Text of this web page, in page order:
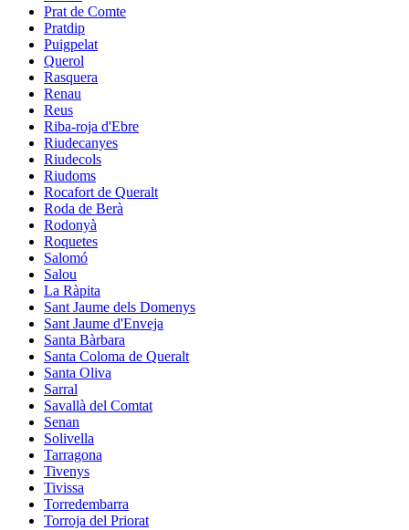
Prat de Comte
Pratdip
Puigpelat
Querol
Rasquera
Renau
Reus
Riba-roja d'Ebre
Riudecanyes
Riudecols
Riudoms
Rocafort de Queralt
Roda de Berà
Rodonyà
Roquetes
Salomó
Salou
La Ràpita
Sant Jaume dels Domenys
Sant Jaume d'Enveja
Santa Bàrbara
Santa Coloma de Queralt
Santa Oliva
Sarral
Savallà del Comtat
Senan
Solivella
Tarragona
Tivenys
Tivissa
Torredembarra
Torroja del Priorat